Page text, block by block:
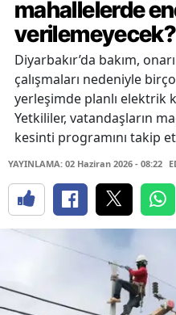
mahallelerde
verilemeyecek?
Diyarbakır’da bakım,
çalışmaları nedeniyle
yerleşimde planlı elektrik
Yetkililer, vatandaşların
kesinti programını takip
YAYINLAMA: 02 Haziran 2026 - 08:22